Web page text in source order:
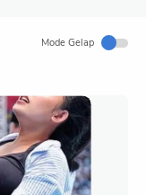
Mode Gelap